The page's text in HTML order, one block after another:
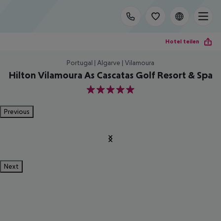
Hotel teilen
Portugal | Algarve | Vilamoura
Hilton Vilamoura As Cascatas Golf Resort & Spa
5
Previous
Next